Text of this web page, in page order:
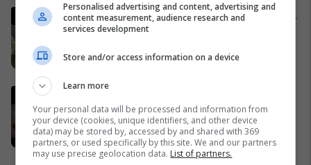
Gjermania shtrëngon rregullat,
burrat duhet të marrin leje nga
shtetit
04/04/2026
lëshon një deklaratë të rrallë
publike
06/04/2026
Personalised advertising and content, advertising and
content measurement, audience research and
services development
Store and/or access information on a device
Learn more
Your personal data will be processed and information from
your device (cookies, unique identifiers, and other device
data) may be stored by, accessed by and shared with 369
partners, or used specifically by this site. We and our partners
may use precise geolocation data. List of partners.